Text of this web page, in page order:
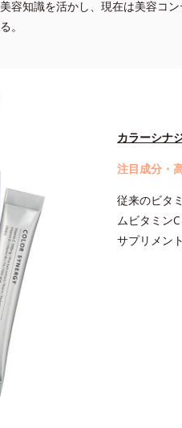
容知識を活かし、現在は美容コ
。
カラーシナ
注目成分・
従来のビタ
ムビタミン
サプリメン